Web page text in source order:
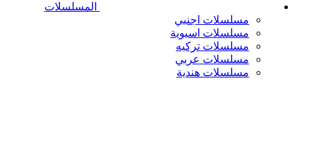
المسلسلات
مسلسلات اجنبي
مسلسلات اسيوية
مسلسلات تركيه
مسلسلات عربي
مسلسلات هندية